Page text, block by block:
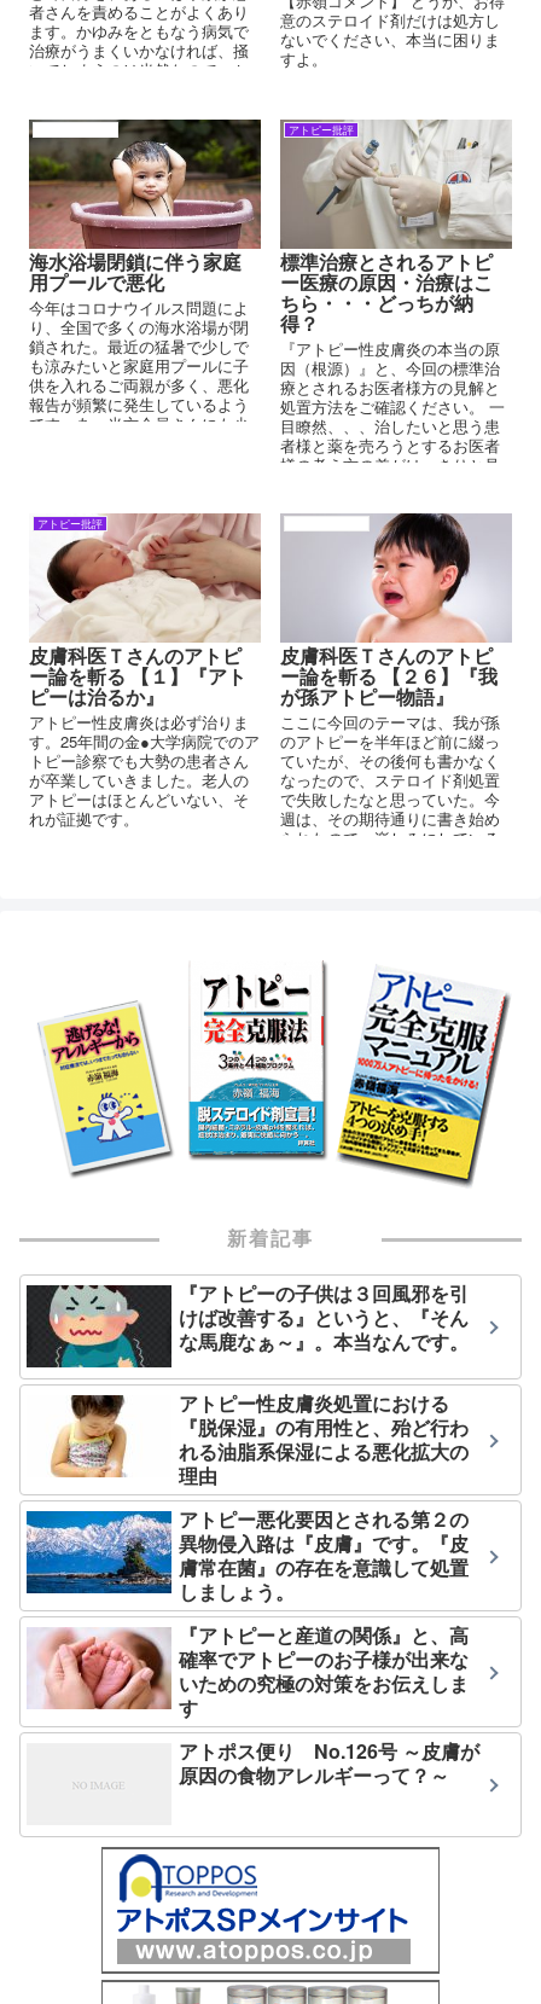
者さんを責めることがよくあり
ます。かゆみをともなう病気で
治療がうまくいかなければ、掻
いてしまうのは当然なので、か
す。
意のステロイド剤だけは処方し
ないでください、本当に困りま
すよ。
海水浴場閉鎖に伴う家庭
用プールで悪化
今年はコロナウイルス問題によ
り、全国で多くの海水浴場が閉
鎖された。最近の猛暑で少しで
も涼みたいと家庭用プールに子
供を入れるご両親が多く、悪化
報告が頻繁に発生しているよう
です。あ、当方会員さんにも少
アトピー批評
標準治療とされるアトピ
ー医療の原因・治療はこ
ちら・・・どっちが納
得？
『アトピー性皮膚炎の本当の原
因（根源）』と、今回の標準治
療とされるお医者様方の見解と
処置方法をご確認ください。 一
目瞭然、、、治したいと思う患
者様と薬を売ろうとするお医者
様の考え方の差がはっきりと見
アトピー批評
皮膚科医Ｔさんのアトピ
ー論を斬る 【１】『アト
ピーは治るか』
アトピー性皮膚炎は必ず治りま
す。25年間の金●大学病院でのア
トピー診察でも大勢の患者さん
が卒業していきました。老人の
アトピーはほとんどいない、そ
れが証拠です。
皮膚科医Ｔさんのアトピ
ー論を斬る 【２６】『我
が孫アトピー物語』
ここに今回のテーマは、我が孫
のアトピーを半年ほど前に綴っ
ていたが、その後何も書かなく
なったので、ステロイド剤処置
で失敗したなと思っていた。今
週は、その期待通りに書き始め
られたので、楽しみにしている
新着記事
『アトピーの子供は３回風邪を引
けば改善する』というと、『そん
な馬鹿なぁ～』。本当なんです。
アトピー性皮膚炎処置における
『脱保湿』の有用性と、殆ど行わ
れる油脂系保湿による悪化拡大の
理由
アトピー悪化要因とされる第２の
異物侵入路は『皮膚』です。『皮
膚常在菌』の存在を意識して処置
しましょう。
『アトピーと産道の関係』と、高
確率でアトピーのお子様が出来な
いための究極の対策をお伝えしま
す
アトポス便り No.126号 ～皮膚が
原因の食物アレルギーって？～